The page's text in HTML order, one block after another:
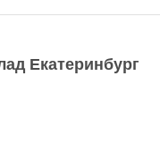
Екатеринбург